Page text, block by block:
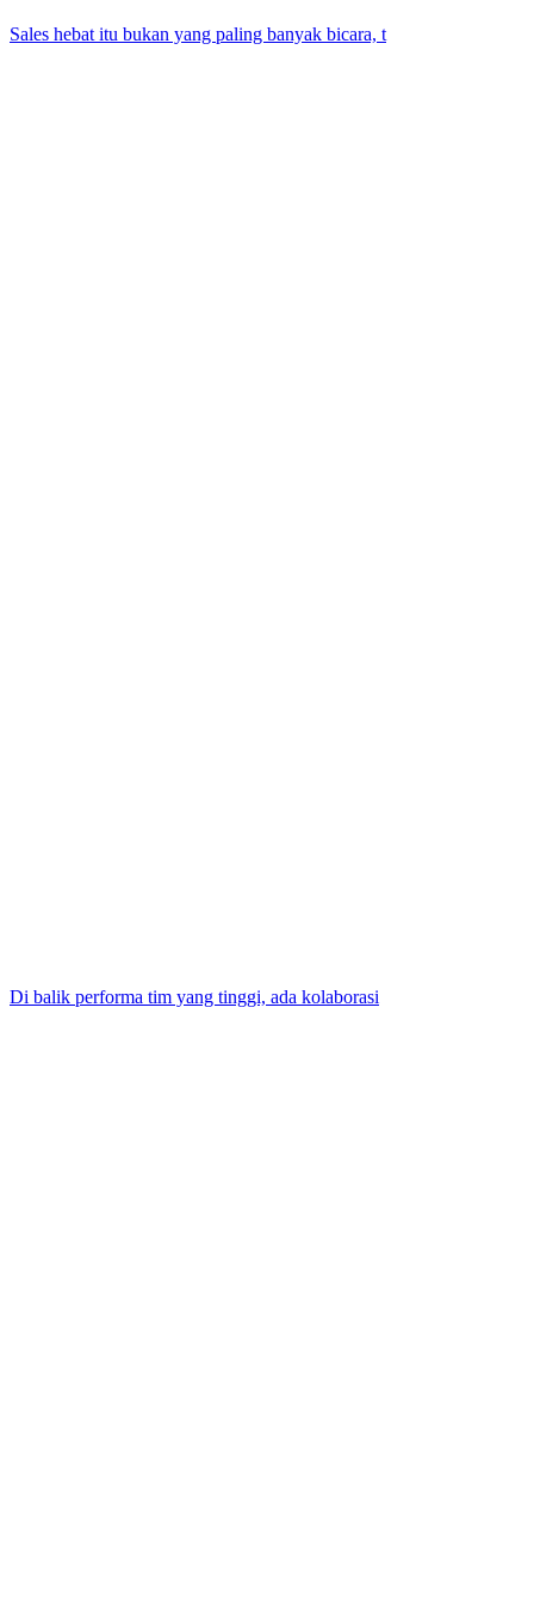
Sales hebat itu bukan yang paling banyak bicara, t
Di balik performa tim yang tinggi, ada kolaborasi